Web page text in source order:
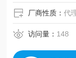
厂商性质：代
访问量： 148